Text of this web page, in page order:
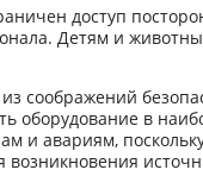
доступ
Детям и
соображений
оборудование в
и авариям,
возникновения